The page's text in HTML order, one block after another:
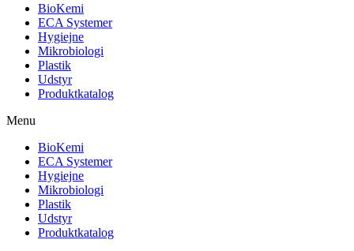
BioKemi
ECA Systemer
Hygiejne
Mikrobiologi
Plastik
Udstyr
Produktkatalog
Menu
BioKemi
ECA Systemer
Hygiejne
Mikrobiologi
Plastik
Udstyr
Produktkatalog